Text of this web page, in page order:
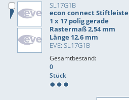
SL17G1B
econ connect Stiftleiste
1 x 17 polig gerade
Rastermaß 2,54 mm
Länge 12,6 mm
EVE: SL17G1B
Gesamtbestand:
0
Stück